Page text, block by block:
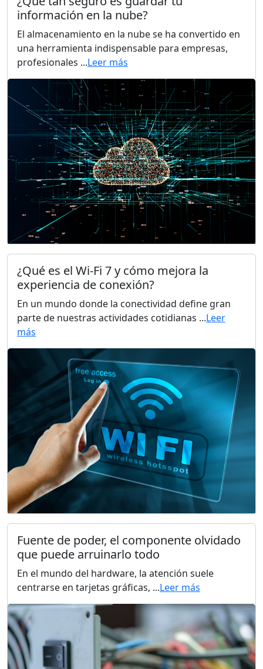
información en la nube?
El almacenamiento en la nube se ha convertido en
una herramienta indispensable para empresas,
profesionales ...Leer más
¿Qué es el Wi-Fi 7 y cómo mejora la
experiencia de conexión?
En un mundo donde la conectividad define gran
parte de nuestras actividades cotidianas ...Leer
más
Fuente de poder, el componente olvidado
que puede arruinarlo todo
En el mundo del hardware, la atención suele
centrarse en tarjetas gráficas, ...Leer más